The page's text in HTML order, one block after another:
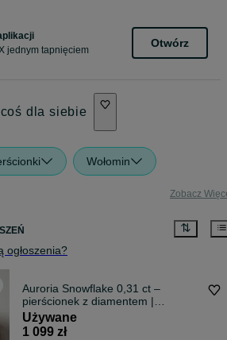
jednym tapnięciem
Otwórz
dla siebie
Wołomin
Zobacz
ogłoszenia?
Auroria Snowflake 0,31 ct –
pierścionek z diamentem |
certyfikat
Używane
1 099 zł